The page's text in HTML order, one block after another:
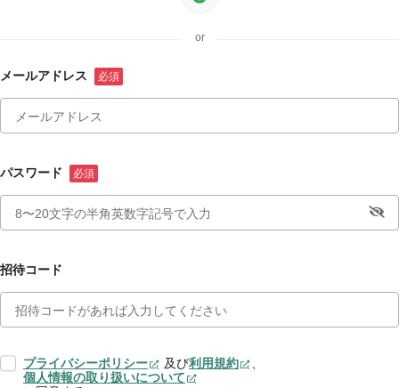
or
メールアドレス
パスワード
招待コード
プライバシーポリシー 及び利用規約
、
個人情報の取り扱いについて